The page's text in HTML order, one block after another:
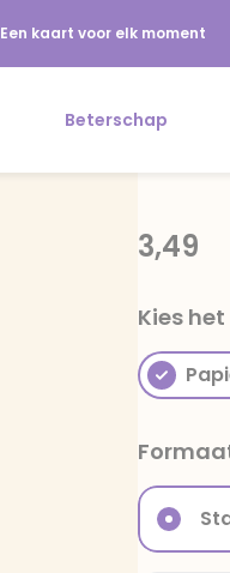
Een kaart voor elk moment
Beterschap
3,49
Kies